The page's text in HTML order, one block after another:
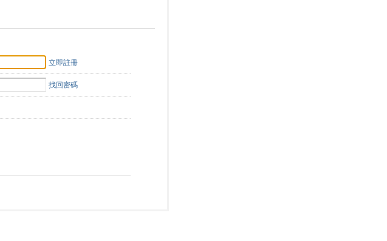
立即註冊
找回密碼